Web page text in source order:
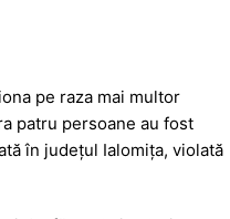
pe raza mai multor
patru persoane au fost
în județul Ialomița, violată